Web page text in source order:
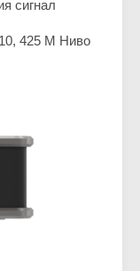
сигнал
425 M Ниво